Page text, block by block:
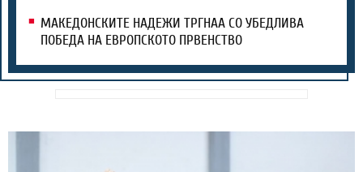
МАКЕДОНСКИТЕ НАДЕЖИ ТРГНАА СО УБЕДЛИВА
ПОБЕДА НА ЕВРОПСКОТО ПРВЕНСТВО